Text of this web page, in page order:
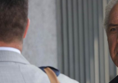
donijeti ekstremne ljetne
Share